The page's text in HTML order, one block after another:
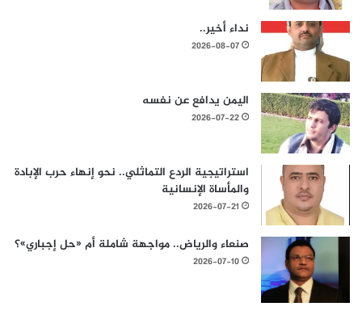
نداء أخير..
2026-08-07
اليمن يدافع عن نفسه
2026-07-22
استراتيجية الردع التماثلي.. نحو إنهاء حرب الإبادة
والمأساة الإنسانية
2026-07-21
صنعاء والرياض.. مواجهة شاملة أم «حل إجباري»؟
2026-07-10